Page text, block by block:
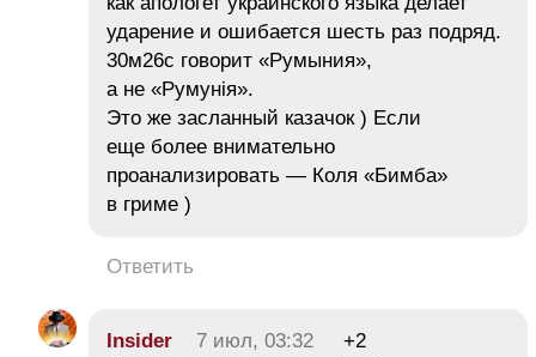
ударение и ошибается шесть раз подряд.
30м26с говорит «Румыния»,
а не «Румунія».
Это же засланный казачок ) Если
еще более внимательно
проанализировать — Коля «Бимба»
в гриме )
Ответить
Insider 7 июл, 03:32
+2